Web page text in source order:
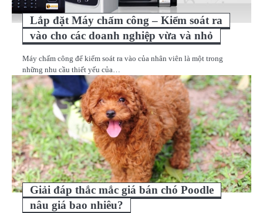
Lắp đặt Máy chấm công – Kiểm soát ra
vào cho các doanh nghiệp vừa và nhỏ
Máy chấm công để kiểm soát ra vào của nhân viên là một trong
những nhu cầu thiết yếu của…
Giải đáp thắc mắc giá bán chó Poodle
nâu giá bao nhiêu?